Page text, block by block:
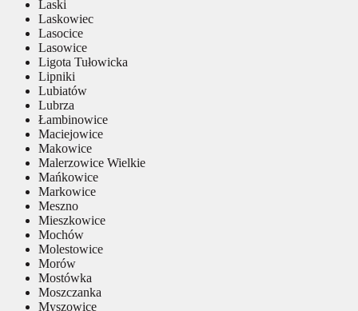
Laski
Laskowiec
Lasocice
Lasowice
Ligota Tułowicka
Lipniki
Lubiatów
Lubrza
Łambinowice
Maciejowice
Makowice
Malerzowice Wielkie
Mańkowice
Markowice
Meszno
Mieszkowice
Mochów
Molestowice
Morów
Mostówka
Moszczanka
Myszowice